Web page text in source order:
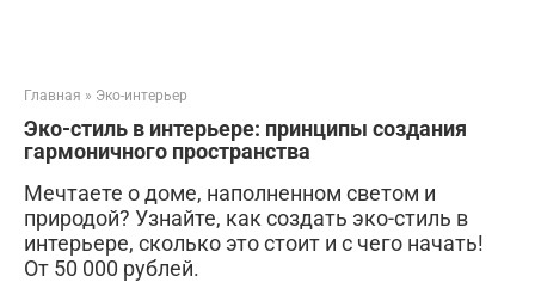
Главная » Эко-интерьер
Эко-стиль в интерьере: принципы создания
гармоничного пространства
Мечтаете о доме, наполненном светом и
природой? Узнайте, как создать эко-стиль в
интерьере, сколько это стоит и с чего начать!
От 50 000 рублей.